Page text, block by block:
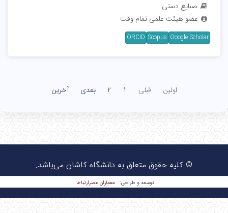
صنایع دستی
عضو هیئت علمی تمام وقت
Google Scholar
Scopus
ORCID
اولین قبلی 2 بعدی آخرین
© کلیه حقوق متعلق به دانشگاه کاشان می‌باشد.
توسعه و طراحی: معماران عصر‌ارتباط